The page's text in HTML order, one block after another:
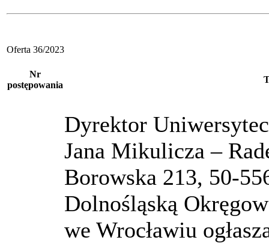
Oferta 36/2023
Nr
postępowania
Dyrektor
Jana Mikulicza –
Borowska 213, 50-
Dolnośląską
we Wrocławiu